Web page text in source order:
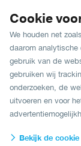
Cookie
We houden net
daarom analytische
gebruik van de
gebruiken wij
onderzoeken, de
uitvoeren en voor
Bekijk de